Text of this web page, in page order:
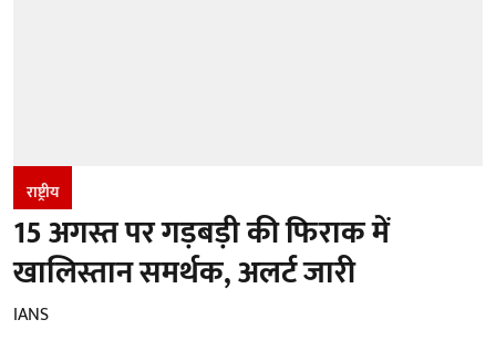
राष्ट्रीय
15 अगस्त पर गड़बड़ी की फिराक में
खालिस्तान समर्थक, अलर्ट जारी
IANS